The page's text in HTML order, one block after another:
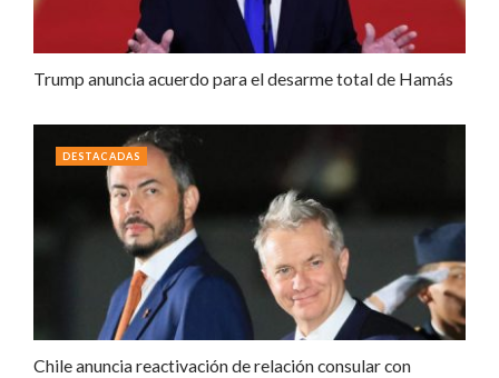
Trump anuncia acuerdo para el desarme total de Hamás
Chile anuncia reactivación de relación consular con
DESTACADAS